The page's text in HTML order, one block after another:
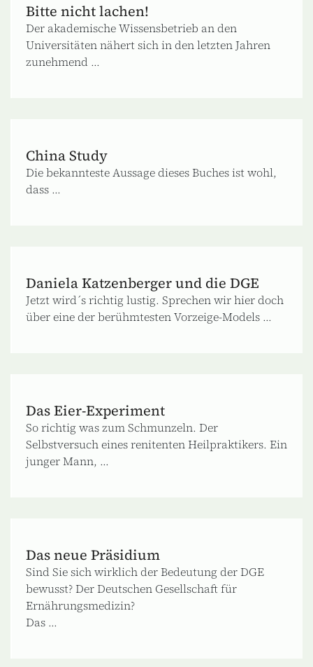
Bitte nicht lachen!
Der akademische Wissensbetrieb an den
Universitäten nähert sich in den letzten Jahren
zunehmend ...
China Study
Die bekannteste Aussage dieses Buches ist wohl,
dass ...
Daniela Katzenberger und die DGE
Jetzt wird´s richtig lustig. Sprechen wir hier doch
über eine der berühmtesten Vorzeige-Models ...
Das Eier-Experiment
So richtig was zum Schmunzeln. Der
Selbstversuch eines renitenten Heilpraktikers. Ein
junger Mann, ...
Das neue Präsidium
Sind Sie sich wirklich der Bedeutung der DGE
bewusst? Der Deutschen Gesellschaft für
Ernährungsmedizin?
Das ...